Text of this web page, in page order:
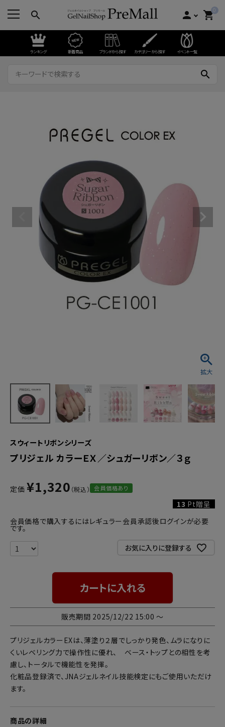
search person 0
shopping_cart
ランキング 新着商品 ブランドから探す カテゴリーから探す イベント一覧
search
スウィートリボンシリーズ
プリジェル カラーＥＸ／シュガーリボン／３ｇ
定価 ¥1,320 会員価格あり
13 Pt贈呈
会員価格で購入するにはレギュラー会員承認後ログインが必要
です。
お気に入りに登録する
カートに入れる
販売期間 2025/12/22 15:00 〜
プリジェルカラーEXは、薄塗り２層でしっかり発色、ムラになりに
くいレベリング力で操作性に優れ、 ベース・トップとの相性を考
慮し、トータルで機能性を発揮。
化粧品登録済で、JNAジェルネイル技能検定にもご使用いただけ
ます。
商品の詳細